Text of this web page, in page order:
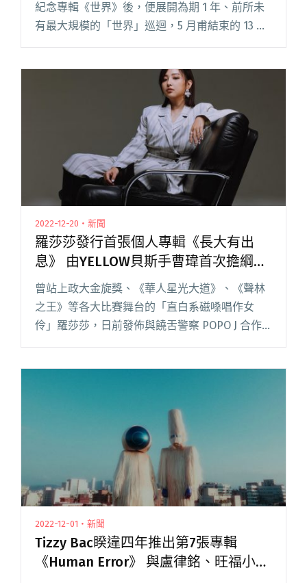
紀念專輯《世界》後，便展開為期 1 年、前所未
有最大規模的「世界」巡迴，5 月甫結束的 13 場
歐洲巡迴幾近全數完售，團員也在巡迴當下收到
今年是大閱讀全文 "大象體操7月份台灣巡迴即將
開跑！宇宙人小玉、9m88擔任嘉賓"
2022-12-20・新聞
羅莎莎發行首張個人專輯《長大有出
息》 由YELLOW貝斯手曹瑋首次擔綱製
作人
曾站上政大金旋獎、《華人星光大道》、《聲林
之王》等各大比賽舞台的「直白系磁嗓唱作女
伶」羅莎莎，日前發佈與饒舌警察 POPO J 合作
的新曲〈撞牆〉，傾吐人人在面臨瓶頸時，都會
2022-12-01・新聞
Tizzy Bac睽違四年推出第7張專輯
《Human Error》 與盧律銘、旺福小民